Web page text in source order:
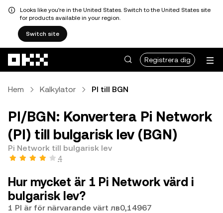
Looks like you're in the United States. Switch to the United States site
for products available in your region.
Switch site
Registrera dig
Hem Kalkylator PI till BGN
PI/BGN: Konvertera Pi Network
(PI) till bulgarisk lev (BGN)
Pi Network till bulgarisk lev
4
Hur mycket är 1 Pi Network värd i
bulgarisk lev?
1 PI är för närvarande värt лв0,14967